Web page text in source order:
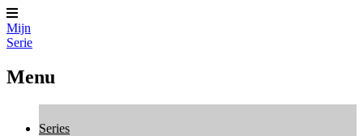
Mijn
Serie
Menu
Series